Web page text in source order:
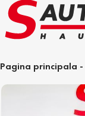
Pagina principala -